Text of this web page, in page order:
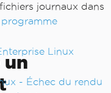
Linux
- Échec du rendu
journaux dans